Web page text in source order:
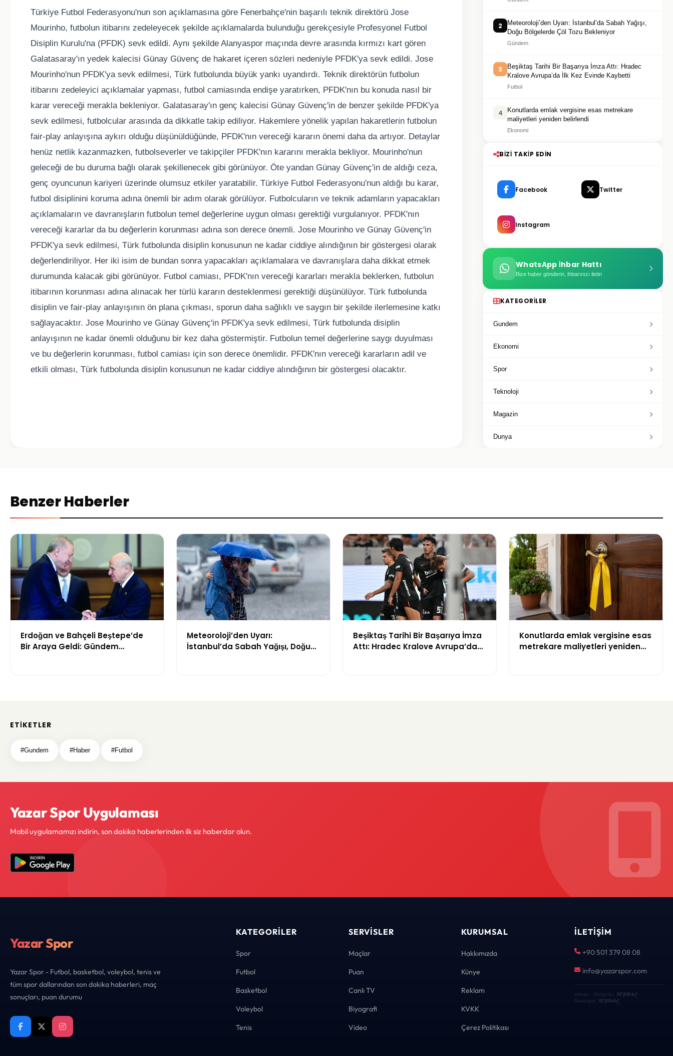
Türkiye Futbol Federasyonu'nun son açıklamasına göre Fenerbahçe'nin başarılı teknik direktörü Jose
Mourinho, futbolun itibarını zedeleyecek şekilde açıklamalarda bulunduğu gerekçesiyle Profesyonel Futbol
Disiplin Kurulu'na (PFDK) sevk edildi. Aynı şekilde Alanyaspor maçında devre arasında kırmızı kart gören
Galatasaray'ın yedek kalecisi Günay Güvenç de hakaret içeren sözleri nedeniyle PFDK'ya sevk edildi. Jose
Mourinho'nun PFDK'ya sevk edilmesi, Türk futbolunda büyük yankı uyandırdı. Teknik direktörün futbolun
itibarını zedeleyici açıklamalar yapması, futbol camiasında endişe yaratırken, PFDK'nın bu konuda nasıl bir
karar vereceği merakla bekleniyor. Galatasaray'ın genç kalecisi Günay Güvenç'in de benzer şekilde PFDK'ya
sevk edilmesi, futbolcular arasında da dikkatle takip ediliyor. Hakemlere yönelik yapılan hakaretlerin futbolun
fair-play anlayışına aykırı olduğu düşünüldüğünde, PFDK'nın vereceği kararın önemi daha da artıyor. Detaylar
henüz netlik kazanmazken, futbolseverler ve takipçiler PFDK'nın kararını merakla bekliyor. Mourinho'nun
geleceği de bu duruma bağlı olarak şekillenecek gibi görünüyor. Öte yandan Günay Güvenç'in de aldığı ceza,
genç oyuncunun kariyeri üzerinde olumsuz etkiler yaratabilir. Türkiye Futbol Federasyonu'nun aldığı bu karar,
futbol disiplinini koruma adına önemli bir adım olarak görülüyor. Futbolcuların ve teknik adamların yapacakları
açıklamaların ve davranışların futbolun temel değerlerine uygun olması gerektiği vurgulanıyor. PFDK'nın
vereceği kararlar da bu değerlerin korunması adına son derece önemli. Jose Mourinho ve Günay Güvenç'in
PFDK'ya sevk edilmesi, Türk futbolunda disiplin konusunun ne kadar ciddiye alındığının bir göstergesi olarak
değerlendiriliyor. Her iki isim de bundan sonra yapacakları açıklamalara ve davranışlara daha dikkat etmek
durumunda kalacak gibi görünüyor. Futbol camiası, PFDK'nın vereceği kararları merakla beklerken, futbolun
itibarının korunması adına alınacak her türlü kararın desteklenmesi gerektiği düşünülüyor. Türk futbolunda
disiplin ve fair-play anlayışının ön plana çıkması, sporun daha sağlıklı ve saygın bir şekilde ilerlemesine katkı
sağlayacaktır. Jose Mourinho ve Günay Güvenç'in PFDK'ya sevk edilmesi, Türk futbolunda disiplin
anlayışının ne kadar önemli olduğunu bir kez daha göstermiştir. Futbolun temel değerlerine saygı duyulması
ve bu değerlerin korunması, futbol camiası için son derece önemlidir. PFDK'nın vereceği kararların adil ve
etkili olması, Türk futbolunda disiplin konusunun ne kadar ciddiye alındığının bir göstergesi olacaktır.
2
Meteoroloji’den Uyarı: İstanbul’da Sabah Yağışı,
Doğu Bölgelerde Çöl Tozu Bekleniyor
Gündem
3
Beşiktaş Tarihi Bir Başarıya İmza Attı: Hradec
Kralove Avrupa’da İlk Kez Evinde Kaybetti
Futbol
4
Konutlarda emlak vergisine esas metrekare
maliyetleri yeniden belirlendi
Ekonomi
BIZI TAKIP EDIN
Facebook Twitter
Instagram
WhatsApp İhbar Hattı
Bize haber gönderin, ihbarınızı iletin
KATEGORILER
Gundem
Ekonomi
Spor
Teknoloji
Magazin
Dunya
Benzer Haberler
Erdoğan ve Bahçeli Beştepe’de
Bir Araya Geldi: Gündem
Meteoroloji’den Uyarı:
İstanbul’da Sabah Yağışı, Doğu
Beşiktaş Tarihi Bir Başarıya İmza
Attı: Hradec Kralove Avrupa’da
Konutlarda emlak vergisine esas
metrekare maliyetleri yeniden
ETIKETLER
#Gundem #Haber #Futbol
Yazar Spor Uygulaması
Mobil uygulamamızı indirin, son dakika haberlerinden ilk siz haberdar olun.
Yazar Spor
Yazar Spor - Futbol, basketbol, voleybol, tenis ve
tüm spor dallarından son dakika haberleri, maç
sonuçları, puan durumu
KATEGORILER
Spor
Futbol
Basketbol
Voleybol
Tenis
SERVISLER
Maçlar
Puan
Canlı TV
Biyografi
Video
KURUMSAL
Hakkımızda
Künye
Reklam
KVKK
Çerez Politikası
İLETIŞIM
+90 501 379 08 08
info@yazarspor.com
eNews · Geliştirici KEYDAL·
Developer KEYDAL